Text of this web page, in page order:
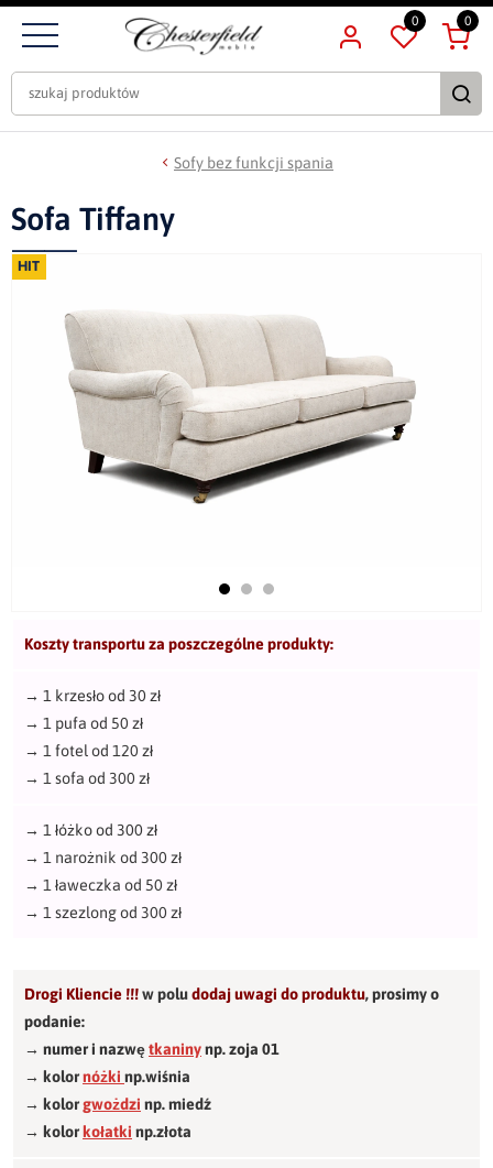
0 0
Sofy bez funkcji spania
HIT
Sofa Tiffany
Koszty transportu za poszczególne produkty:
→ 1 krzesło od 30 zł
→ 1 pufa od 50 zł
→ 1 fotel od 120 zł
→ 1 sofa od 300 zł
→ 1 łóżko od 300 zł
→ 1 narożnik od 300 zł
→ 1 ławeczka od 50 zł
→ 1 szezlong od 300 zł
Drogi Kliencie !!!w poludodaj uwagi do produktu,prosimy o
podanie:
→ numer i nazwętkaninynp. zoja 01
→ kolornóżki np.wiśnia
→ kolorgwożdzi np. miedź
→ kolorkołatki np.złota